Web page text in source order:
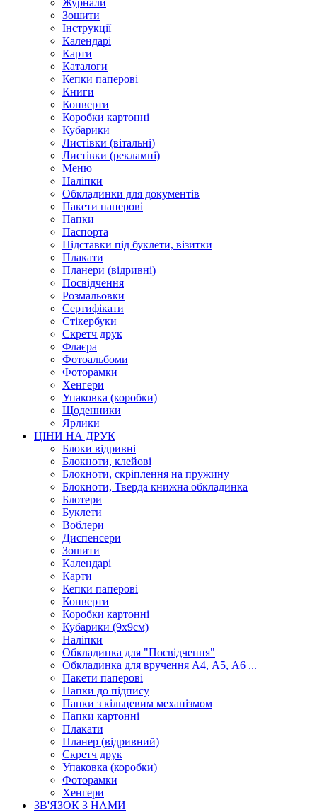
Журнали
Зошити
Інструкції
Календарі
Карти
Каталоги
Кепки паперові
Книги
Конверти
Коробки картонні
Кубарики
Листівки (вітальні)
Листівки (рекламні)
Меню
Наліпки
Обкладинки для документів
Пакети паперові
Папки
Паспорта
Підставки під буклети, візитки
Плакати
Планери (відривні)
Посвідчення
Розмальовки
Сертифікати
Стікербуки
Скретч друк
Флаєра
Фотоальбоми
Фоторамки
Хенгери
Упаковка (коробки)
Щоденники
Ярлики
ЦІНИ НА ДРУК
Блоки відривні
Блокноти, клейові
Блокноти, скріплення на пружину
Блокноти, Тверда книжна обкладинка
Блотери
Буклети
Воблери
Диспенсери
Зошити
Календарі
Карти
Кепки паперові
Конверти
Коробки картонні
Кубарики (9х9см)
Наліпки
Обкладинка для "Посвідчення"
Обкладинка для вручення А4, А5, А6 ...
Пакети паперові
Папки до підпису
Папки з кільцевим механізмом
Папки картонні
Плакати
Планер (відривний)
Скретч друк
Упаковка (коробки)
Фоторамки
Хенгери
ЗВ'ЯЗОК З НАМИ